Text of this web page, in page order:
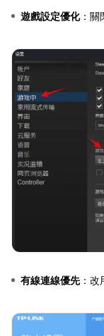
遊戲設定優化：關
有線連線優先：改